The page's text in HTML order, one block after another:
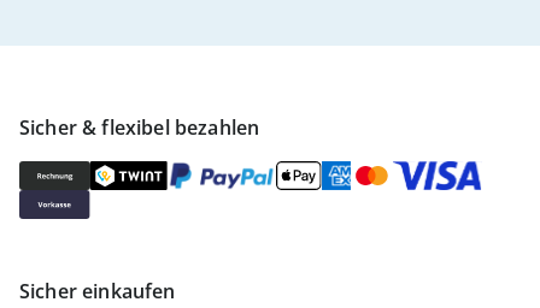
Sicher & flexibel bezahlen
Sicher einkaufen